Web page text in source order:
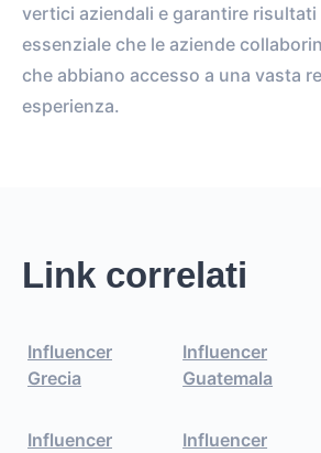
vertici aziendali e garantire
essenziale che le aziende
che abbiano accesso a una vasta
esperienza.
Link correlati
Influencer
Grecia
Influencer
Guatemala
Influencer
Influencer